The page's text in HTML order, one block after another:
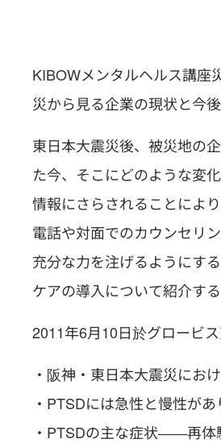
KIBOWメンタルヘルス講座
災から見る企業の現状と今
東日本大震災後、被災地の
た今、そこにどのような変
情報にさらされることによ
電話や対面でのカウンセリ
充分な力を注げるようにす
ケアの導入について紹介す
2011年6月10日於グロービ
・阪神・東日本大震災にお
・PTSDには急性と慢性が
・PTSDの主な症状――再体